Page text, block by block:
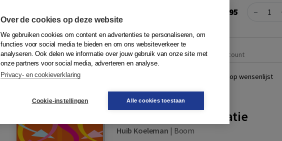
ISBN 3009010039519
43,95 Quantity
−
Docentexemplaar aanvragen
Voor docenten met een onderwijsaccount
Plaats op wensenlijst
Verandercommunicatie
Huib Koeleman | Boom
Over de cookies op deze website
We gebruiken cookies om content en advertenties te personaliseren, om
functies voor social media te bieden en om ons websiteverkeer te
analyseren. Ook delen we informatie over jouw gebruik van onze site met
onze partners voor social media, adverteren en analyse.
Privacy- en cookieverklaring
Cookie-instellingen Alle cookies toestaan